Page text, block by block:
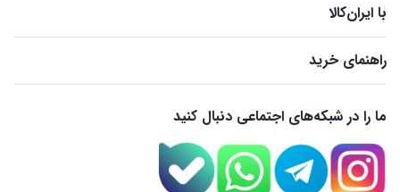
با ایران‌کالا
راهنمای خرید
ما را در شبکه‌های اجتماعی دنبال کنید